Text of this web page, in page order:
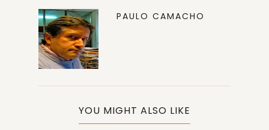
PAULO CAMACHO
YOU MIGHT ALSO LIKE